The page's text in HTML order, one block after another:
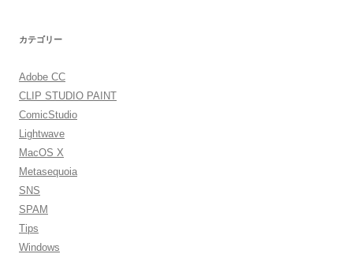
カテゴリー
Adobe CC
CLIP STUDIO PAINT
ComicStudio
Lightwave
MacOS X
Metasequoia
SNS
SPAM
Tips
Windows